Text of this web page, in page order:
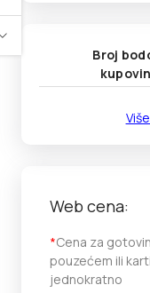
Broj
Web cena:
*Cena za
pouzećem ili
jednokratno